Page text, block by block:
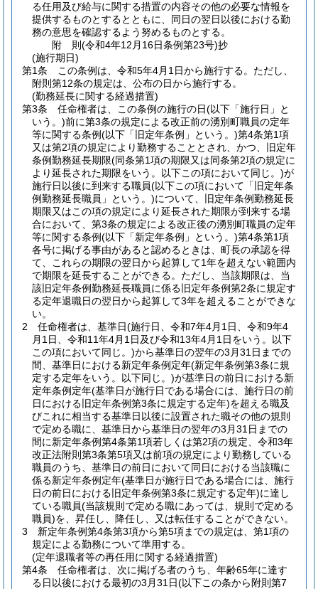
る任用及び給与に関する措置の内容その他の必要な情報を
提供するものとするとともに、同日の翌日以後における勤
務の意思を確認するよう努めるものとする。
附 則(令和4年12月16日条例第23号)抄
(施行期日)
第1条
この条例は、令和5年4月1日から施行する。 ただし、
附則第12条の規定は、公布の日から施行する。
(勤務延長に関する経過措置)
第3条
任命権者は、この条例の施行の日(以下「施行日」と
いう。)前に第3条の規定による改正前の湧別町職員の定年
等に関する条例(以下「旧定年条例」という。)第4条第1項
又は第2項の規定により勤務することとされ、かつ、旧定年
条例勤務延長期限(同条第1項の期限又は同条第2項の規定に
より延長された期限をいう。以下この項において同じ。)が
施行日以後に到来する職員(以下この項において「旧定年条
例勤務延長職員」という。)について、旧定年条例勤務延長
期限又はこの項の規定により延長された期限が到来する場
合において、第3条の規定による改正後の湧別町職員の定年
等に関する条例(以下「新定年条例」という。)第4条第1項
各号に掲げる事由があると認めるときは、町長の承認を得
て、これらの期限の翌日から起算して1年を超えない範囲内
で期限を延長することができる。 ただし、当該期限は、当
該旧定年条例勤務延長職員に係る旧定年条例第2条に規定す
る定年退職日の翌日から起算して3年を超えることができな
い。
2
任命権者は、基準日(施行日、令和7年4月1日、令和9年4
月1日、令和11年4月1日及び令和13年4月1日をいう。以下
この項において同じ。)から基準日の翌年の3月31日までの
間、基準日における新定年条例定年(新定年条例第3条に規
定する定年をいう。以下同じ。)が基準日の前日における新
定年条例定年(基準日が施行日である場合には、施行日の前
日における旧定年条例第3条に規定する定年)を超える職及
びこれに相当する基準日以後に設置された職その他の規則
で定める職に、基準日から基準日の翌年の3月31日までの
間に新定年条例第4条第1項若しくは第2項の規定、令和3年
改正法附則第3条第5項又は前項の規定により勤務している
職員のうち、基準日の前日において同日における当該職に
係る新定年条例定年(基準日が施行日である場合には、施行
日の前日における旧定年条例第3条に規定する定年)に達し
ている職員(当該規則で定める職にあっては、規則で定める
職員)を、昇任し、降任し、又は転任することができない。
3
新定年条例第4条第3項から第5項までの規定は、第1項の
規定による勤務について準用する。
(定年退職者等の再任用に関する経過措置)
第4条
任命権者は、次に掲げる者のうち、年齢65年に達す
る日以後における最初の3月31日(以下この条から附則第7